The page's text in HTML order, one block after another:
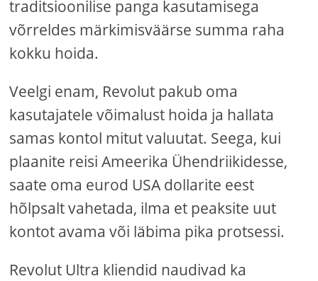
traditsioonilise panga kasutamisega
võrreldes märkimisväärse summa raha
kokku hoida.
Veelgi enam, Revolut pakub oma
kasutajatele võimalust hoida ja hallata
samas kontol mitut valuutat. Seega, kui
plaanite reisi Ameerika Ühendriikidesse,
saate oma eurod USA dollarite eest
hõlpsalt vahetada, ilma et peaksite uut
kontot avama või läbima pika protsessi.
Revolut Ultra kliendid naudivad ka